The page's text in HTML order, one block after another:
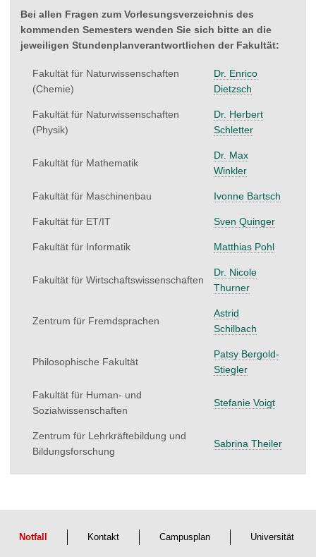
Bei allen Fragen zum Vorlesungsverzeichnis des
kommenden Semesters wenden Sie sich bitte an die
jeweiligen Stundenplanverantwortlichen der Fakultät:
Fakultät für Naturwissenschaften
(Chemie)
Dr. Enrico
Dietzsch
Fakultät für Naturwissenschaften
(Physik)
Dr. Herbert
Schletter
Fakultät für Mathematik
Dr. Max
Winkler
Fakultät für Maschinenbau Ivonne Bartsch
Fakultät für ET/IT Sven Quinger
Fakultät für Informatik Matthias Pohl
Fakultät für Wirtschaftswissenschaften
Dr. Nicole
Thurner
Zentrum für Fremdsprachen
Astrid
Schilbach
Philosophische Fakultät
Patsy Bergold-
Stiegler
Fakultät für Human- und
Sozialwissenschaften
Stefanie Voigt
Zentrum für Lehrkräftebildung und
Bildungsforschung
Sabrina Theiler
Notfall Kontakt Campusplan Universität